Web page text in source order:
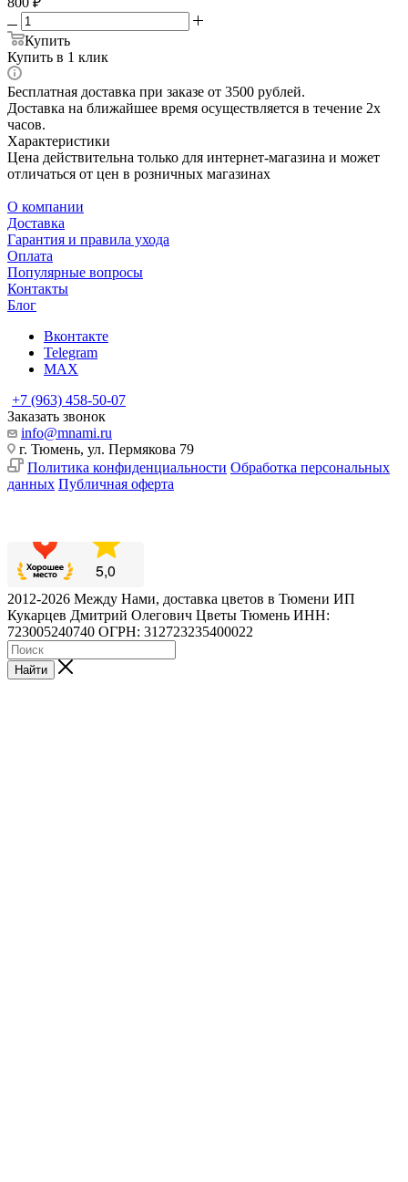
Купить
Купить в 1 клик
Бесплатная доставка при заказе от 3500 рублей.
Доставка на ближайшее время осуществляется в течение 2х
часов.
Характеристики
Цена действительна только для интернет-магазина и может
отличаться от цен в розничных магазинах
О компании
Доставка
Гарантия и правила ухода
Оплата
Популярные вопросы
Контакты
Блог
Вконтакте
Telegram
MAX
+7 (963) 458-50-07
Заказать звонок
info@mnami.ru
г. Тюмень, ул. Пермякова 79
Политика конфиденциальности Обработка персональных
данных Публичная оферта
2012-2026 Между Нами, доставка цветов в Тюмени ИП
Кукарцев Дмитрий Олегович Цветы Тюмень ИНН:
723005240740 ОГРН: 312723235400022
Найти